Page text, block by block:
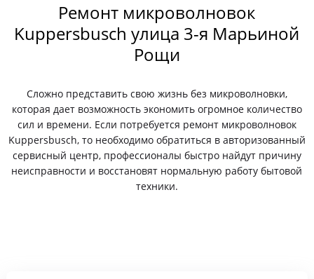
Ремонт микроволновок
Kuppersbusch улица 3-я Марьиной
Рощи
Сложно представить свою жизнь без микроволновки,
которая дает возможность экономить огромное количество
сил и времени. Если потребуется ремонт микроволновок
Kuppersbusch, то необходимо обратиться в авторизованный
сервисный центр, профессионалы быстро найдут причину
неисправности и восстановят нормальную работу бытовой
техники.